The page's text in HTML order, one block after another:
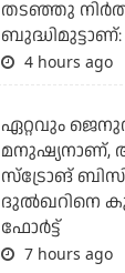
തടഞ്ഞു
4 hours ago
ഏറ്റവും
മനുഷ്യനാണ്,
സ്‌ട്രോങ്
ദുല്‍ഖറിനെ
ഫോര്‍ട്ട്
7 hours ago